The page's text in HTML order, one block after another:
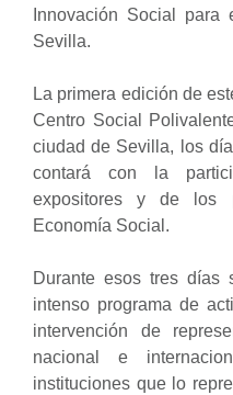
Innovación Social
Sevilla.
La primera edición de
Centro Social
ciudad de Sevilla, los
contará con la
expositores y de los
Economía Social.
Durante esos tres días
intenso programa de
intervención de
nacional e
instituciones que lo